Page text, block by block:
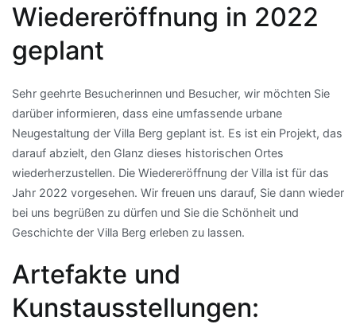
Wiedereröffnung in 2022
geplant
Sehr geehrte Besucherinnen und Besucher, wir möchten Sie
darüber informieren, dass eine umfassende urbane
Neugestaltung der Villa Berg geplant ist. Es ist ein Projekt, das
darauf abzielt, den Glanz dieses historischen Ortes
wiederherzustellen. Die Wiedereröffnung der Villa ist für das
Jahr 2022 vorgesehen. Wir freuen uns darauf, Sie dann wieder
bei uns begrüßen zu dürfen und Sie die Schönheit und
Geschichte der Villa Berg erleben zu lassen.
Artefakte und
Kunstausstellungen: